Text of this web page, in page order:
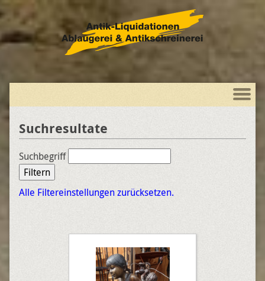
Suchresultate
Suchbegriff
Filtern
Alle Filtereinstellungen zurücksetzen.